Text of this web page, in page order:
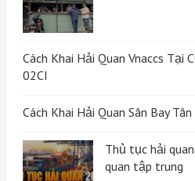
Cách Khai Hải Quan Vnaccs Tại
02CI
Cách Khai Hải Quan Sân Bay
Thủ tục hải
quan tập trung